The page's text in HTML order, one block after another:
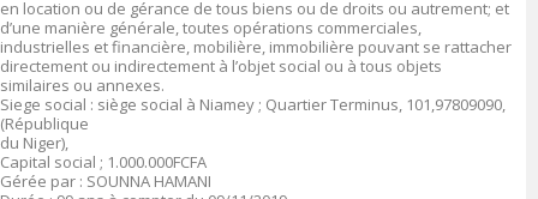
en location ou de gérance de tous biens ou de droits ou autrement; et
d’une manière générale, toutes opérations commerciales,
industrielles et financière, mobilière, immobilière pouvant se rattacher
directement ou indirectement à l’objet social ou à tous objets
similaires ou annexes.
Siege social : siège social à Niamey ; Quartier Terminus, 101,97809090,
(République
du Niger),
Capital social ; 1.000.000FCFA
Gérée par : SOUNNA HAMANI